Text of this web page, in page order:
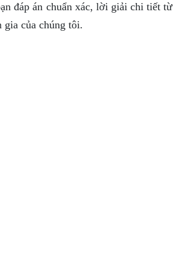
đáp án chuẩn xác, lời giải chi tiết từ
gia của chúng tôi.